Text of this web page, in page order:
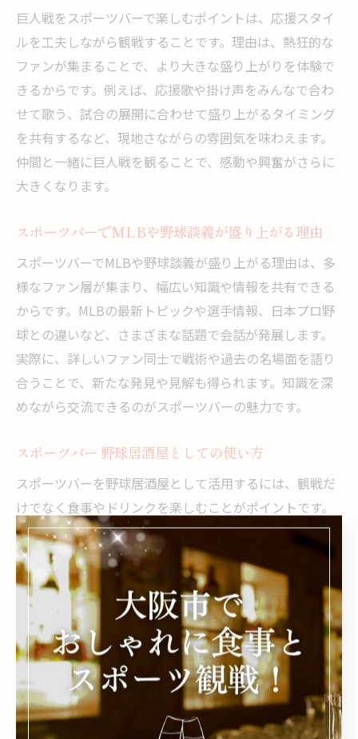
巨人戦をスポーツバーで楽しむポイントは、応援スタイ
ルを工夫しながら観戦することです。理由は、熱狂的な
ファンが集まることで、より大きな盛り上がりを体験で
きるからです。例えば、応援歌や掛け声をみんなで合わ
せて歌う、試合の展開に合わせて盛り上がるタイミング
を共有するなど、現地さながらの雰囲気を味わえます。
仲間と一緒に巨人戦を観ることで、感動や興奮がさらに
大きくなります。
スポーツバーでMLBや野球談義が盛り上がる理由
スポーツバーでMLBや野球談義が盛り上がる理由は、多
様なファン層が集まり、幅広い知識や情報を共有できる
からです。MLBの最新トピックや選手情報、日本プロ野
球との違いなど、さまざまな話題で会話が発展します。
実際に、詳しいファン同士で戦術や過去の名場面を語り
合うことで、新たな発見や見解も得られます。知識を深
めながら交流できるのがスポーツバーの魅力です。
スポーツバー 野球居酒屋としての使い方
スポーツバーを野球居酒屋として活用するには、観戦だ
けでなく食事やドリンクを楽しむことがポイントです。
理由は、仲間と語り合いながらリラックスできる空間が
提供されているからです。テーブル席でゆったりと料理
を味わいながら観戦すれば、長時間でも快適に過ごせま
す。試合終了後も野球談義を続けられるため、野球ファ
ンのコミュニティづくりにも最適です。
野球好きが集まるスポーツバーの選び方
野球好きが集まるスポーツバーを選ぶ際は、観戦環境と
ファン層の雰囲気を重視しましょう。なぜなら、大画面